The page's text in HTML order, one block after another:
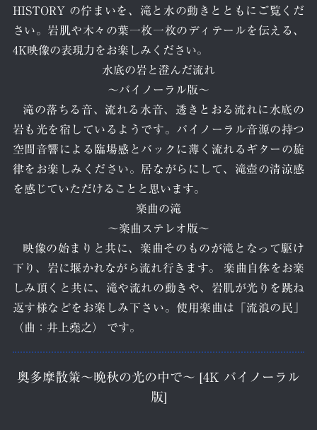
HISTORY の佇まいを、滝と水の動きとともにご覧くだ
さい。岩肌や木々の葉一枚一枚のディテールを伝える、
4K映像の表現力をお楽しみください。
水底の岩と澄んだ流れ
～バイノーラル版～
滝の落ちる音、流れる水音、透きとおる流れに水底の
岩も光を宿しているようです。バイノーラル音源の持つ
空間音響による臨場感とバックに薄く流れるギターの旋
律をお楽しみください。居ながらにして、滝壺の清涼感
を感じていただけることと思います。
楽曲の滝
～楽曲ステレオ版～
映像の始まりと共に、楽曲そのものが滝となって駆け
下り、岩に堰かれながら流れ行きます。 楽曲自体をお楽
しみ頂くと共に、滝や流れの動きや、岩肌が光りを跳ね
返す様などをお楽しみ下さい。使用楽曲は「流浪の民」
（曲：井上堯之） です。
奥多摩散策〜晩秋の光の中で〜 [4K バイノーラル
版]